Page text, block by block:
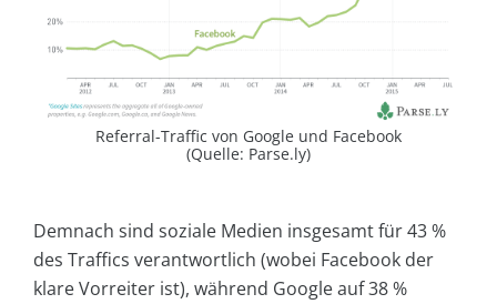
Referral-Traffic von Google und Facebook
(Quelle: Parse.ly)
Demnach sind soziale Medien insgesamt für 43 %
des Traffics verantwortlich (wobei Facebook der
klare Vorreiter ist), während Google auf 38 %